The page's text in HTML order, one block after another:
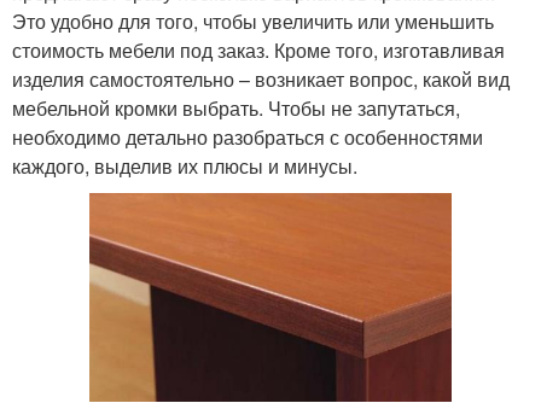
Это удобно для того, чтобы увеличить или уменьшить
стоимость мебели под заказ. Кроме того, изготавливая
изделия самостоятельно – возникает вопрос, какой вид
мебельной кромки выбрать. Чтобы не запутаться,
необходимо детально разобраться с особенностями
каждого, выделив их плюсы и минусы.